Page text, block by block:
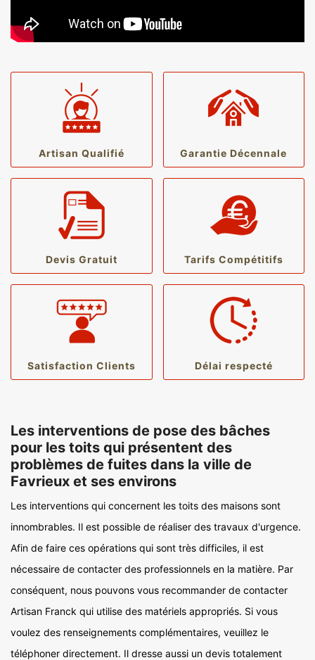
Artisan Qualifié Garantie Décennale
Devis Gratuit Tarifs Compétitifs
Satisfaction Clients Délai respecté
Les interventions de pose des bâches
pour les toits qui présentent des
problèmes de fuites dans la ville de
Favrieux et ses environs
Les interventions qui concernent les toits des maisons sont
innombrables. Il est possible de réaliser des travaux d'urgence.
Afin de faire ces opérations qui sont très difficiles, il est
nécessaire de contacter des professionnels en la matière. Par
conséquent, nous pouvons vous recommander de contacter
Artisan Franck qui utilise des matériels appropriés. Si vous
voulez des renseignements complémentaires, veuillez le
téléphoner directement. Il dresse aussi un devis totalement